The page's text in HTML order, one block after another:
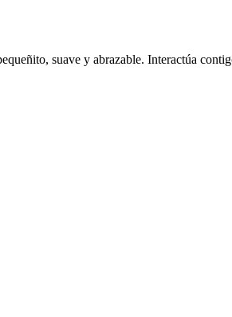
suave y abrazable. Interactúa